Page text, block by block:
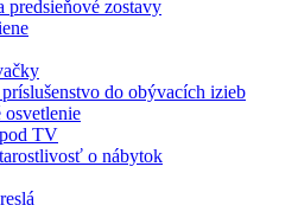
predsieňové zostavy
do obývacích izieb
TV
o nábytok